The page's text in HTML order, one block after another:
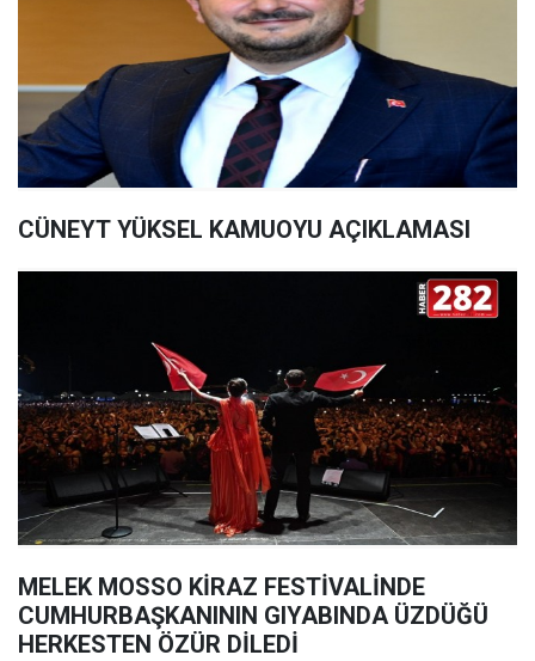
CÜNEYT YÜKSEL KAMUOYU AÇIKLAMASI
MELEK MOSSO KİRAZ FESTİVALİNDE
CUMHURBAŞKANININ GIYABINDA ÜZDÜĞÜ
HERKESTEN ÖZÜR DİLEDİ